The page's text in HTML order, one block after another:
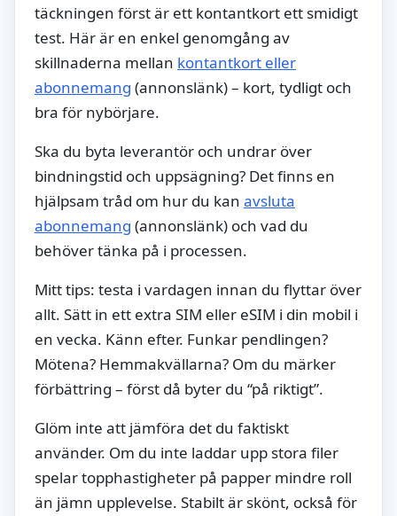
täckningen först är ett kontantkort ett smidigt
test. Här är en enkel genomgång av
skillnaderna mellan kontantkort eller
abonnemang (annonslänk) – kort, tydligt och
bra för nybörjare.
Ska du byta leverantör och undrar över
bindningstid och uppsägning? Det finns en
hjälpsam tråd om hur du kan avsluta
abonnemang (annonslänk) och vad du
behöver tänka på i processen.
Mitt tips: testa i vardagen innan du flyttar över
allt. Sätt in ett extra SIM eller eSIM i din mobil i
en vecka. Känn efter. Funkar pendlingen?
Mötena? Hemmakvällarna? Om du märker
förbättring – först då byter du “på riktigt”.
Glöm inte att jämföra det du faktiskt
använder. Om du inte laddar upp stora filer
spelar topphastigheter på papper mindre roll
än jämn upplevelse. Stabilt är skönt, också för